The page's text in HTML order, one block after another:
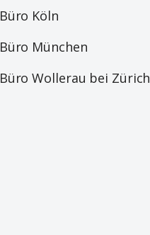
Büro Köln
Büro München
Büro Wollerau bei Zürich